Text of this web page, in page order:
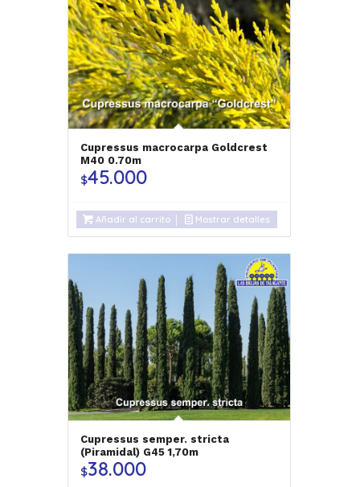
Cupressus macrocarpa Goldcrest
M40 0.70m
$45.000
Añadir al carrito Mostrar detalles
Cupressus semper. stricta
(Piramidal) G45 1,70m
$38.000